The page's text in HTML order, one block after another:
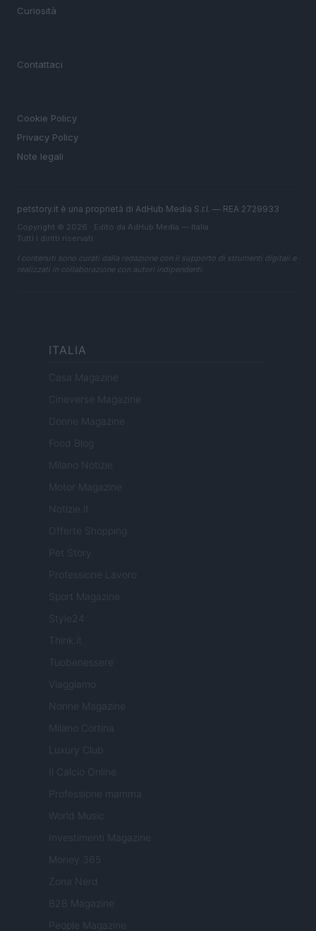
Curiosità
Contattaci
Cookie Policy
Privacy Policy
Note legali
petstory.it è una proprietà di AdHub Media S.r.l. — REA 2729933
Copyright © 2026 · Edito da AdHub Media — Italia
Tutti i diritti riservati
I contenuti sono curati dalla redazione con il supporto di strumenti digitali e
realizzati in collaborazione con autori indipendenti.
ITALIA
Casa Magazine
Cineverse Magazine
Donne Magazine
Food Blog
Milano Notizie
Motor Magazine
Notizie.it
Offerte Shopping
Professione Lavoro
Sport Magazine
Style24
Think.it
Tuobenessere
Viaggiamo
Nonne Magazine
Milano Cortina
Luxury Club
Il Calcio Online
Professione mamma
World Music
Investimenti Magazine
Money 365
Zona Nerd
B2B Magazine
People Magazine